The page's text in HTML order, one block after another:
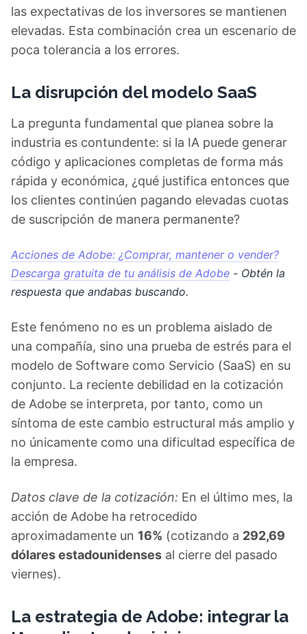
las expectativas de los inversores se mantienen
elevadas. Esta combinación crea un escenario de
poca tolerancia a los errores.
La disrupción del modelo SaaS
La pregunta fundamental que planea sobre la
industria es contundente: si la IA puede generar
código y aplicaciones completas de forma más
rápida y económica, ¿qué justifica entonces que
los clientes continúen pagando elevadas cuotas
de suscripción de manera permanente?
Acciones de Adobe: ¿Comprar, mantener o vender?
Descarga gratuita de tu análisis de Adobe - Obtén la
respuesta que andabas buscando.
Este fenómeno no es un problema aislado de
una compañía, sino una prueba de estrés para el
modelo de Software como Servicio (SaaS) en su
conjunto. La reciente debilidad en la cotización
de Adobe se interpreta, por tanto, como un
síntoma de este cambio estructural más amplio y
no únicamente como una dificultad específica de
la empresa.
Datos clave de la cotización: En el último mes, la
acción de Adobe ha retrocedido
aproximadamente un 16% (cotizando a 292,69
dólares estadounidenses al cierre del pasado
viernes).
La estrategia de Adobe: integrar la